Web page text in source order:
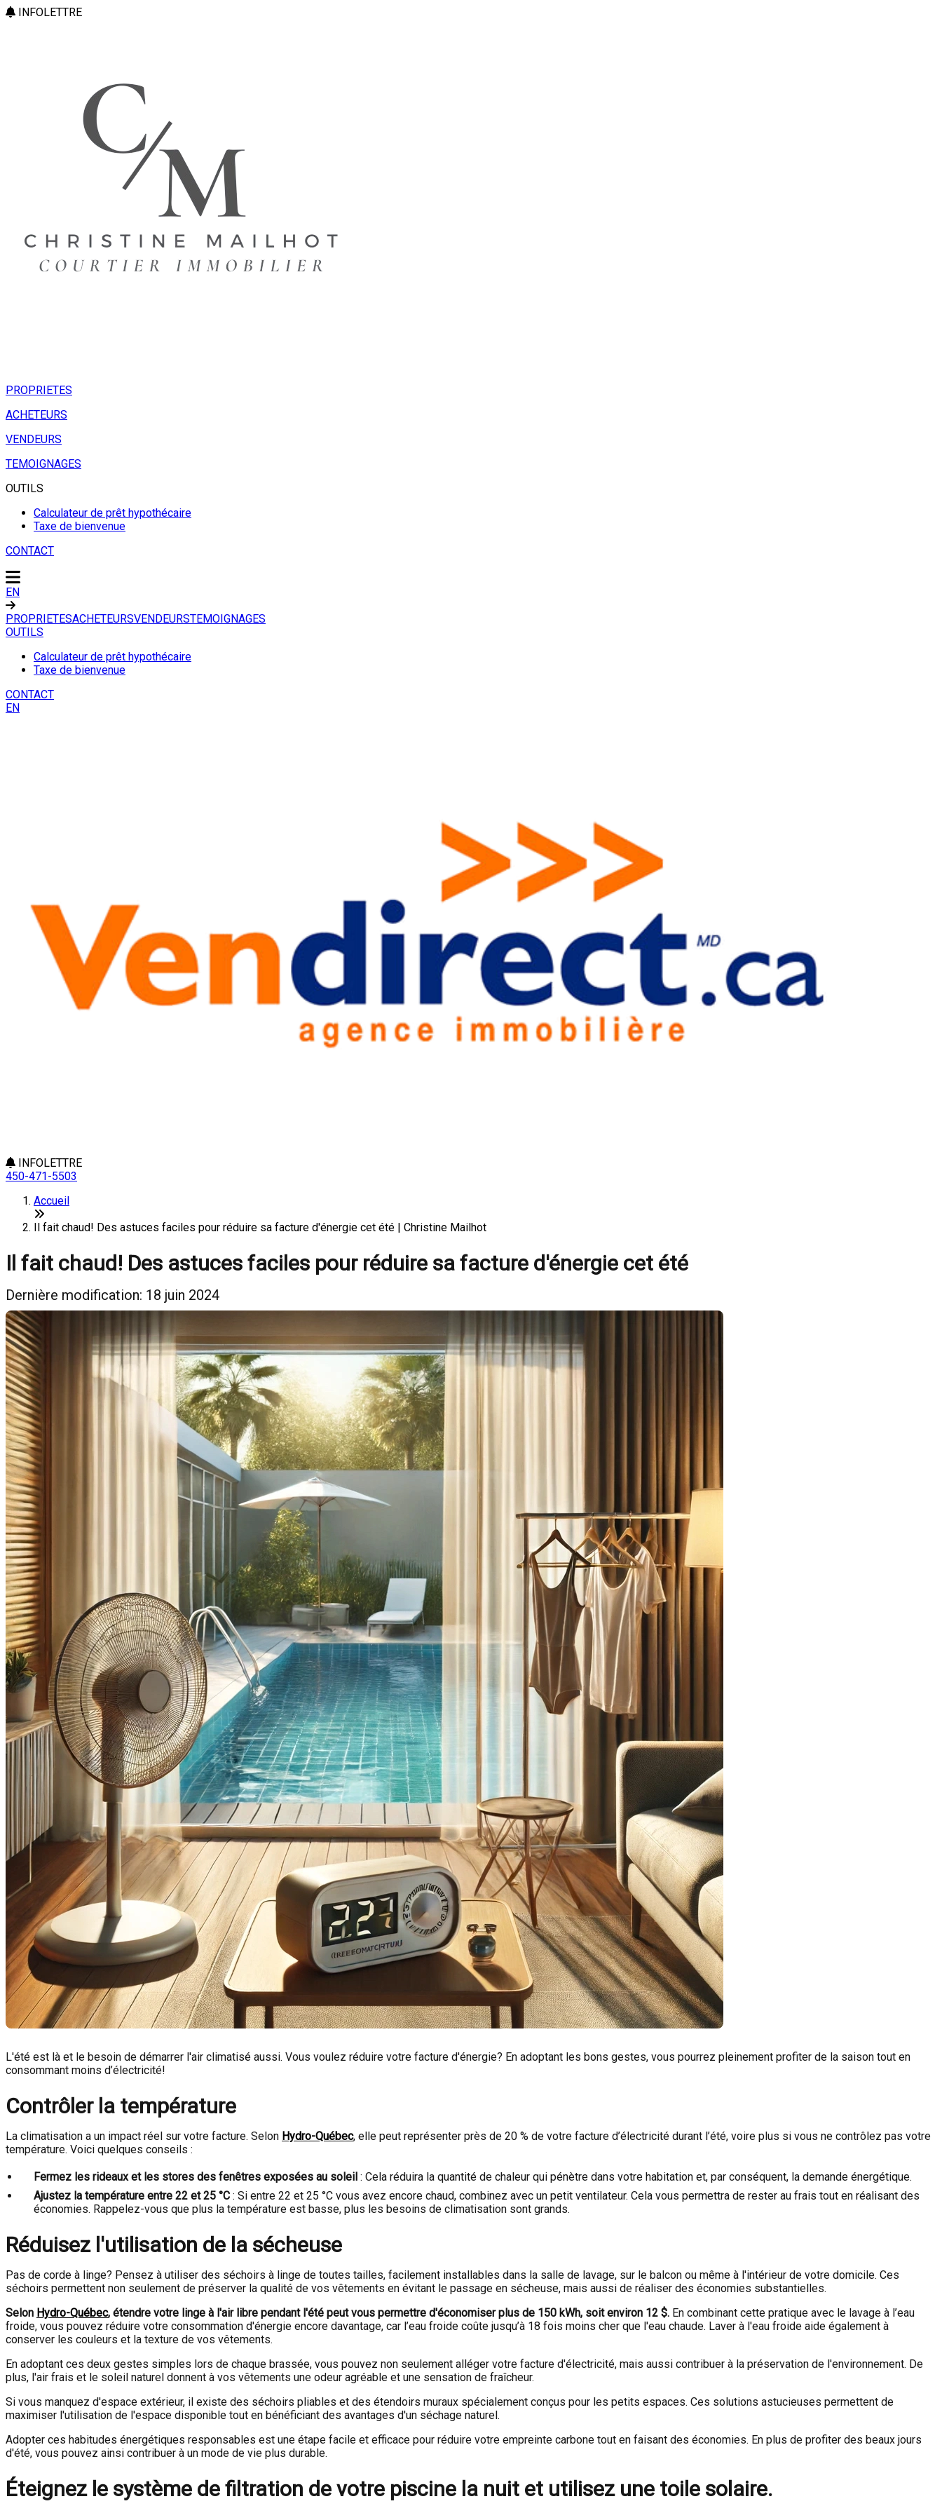
INFOLETTRE
PROPRIETES
ACHETEURS
VENDEURS
TEMOIGNAGES
OUTILS
Calculateur de prêt hypothécaire
Taxe de bienvenue
CONTACT
EN
PROPRIETESACHETEURSVENDEURSTEMOIGNAGES
OUTILS
Calculateur de prêt hypothécaire
Taxe de bienvenue
CONTACT
EN
INFOLETTRE
450-471-5503
Accueil
Il fait chaud! Des astuces faciles pour réduire sa facture d'énergie cet été | Christine Mailhot
Il fait chaud! Des astuces faciles pour réduire sa facture d'énergie cet été
Dernière modification: 18 juin 2024
L'été est là et le besoin de démarrer l'air climatisé aussi. Vous voulez réduire votre facture d'énergie? En adoptant les bons gestes, vous pourrez pleinement profiter de la saison tout en
consommant moins d’électricité!
Contrôler la température
La climatisation a un impact réel sur votre facture. Selon Hydro-Québec, elle peut représenter près de 20 % de votre facture d’électricité durant l’été, voire plus si vous ne contrôlez pas votre
température. Voici quelques conseils :
Fermez les rideaux et les stores des fenêtres exposées au soleil : Cela réduira la quantité de chaleur qui pénètre dans votre habitation et, par conséquent, la demande énergétique.
Ajustez la température entre 22 et 25 °C : Si entre 22 et 25 °C vous avez encore chaud, combinez avec un petit ventilateur. Cela vous permettra de rester au frais tout en réalisant des
économies. Rappelez-vous que plus la température est basse, plus les besoins de climatisation sont grands.
Réduisez l'utilisation de la sécheuse
Pas de corde à linge? Pensez à utiliser des séchoirs à linge de toutes tailles, facilement installables dans la salle de lavage, sur le balcon ou même à l'intérieur de votre domicile. Ces
séchoirs permettent non seulement de préserver la qualité de vos vêtements en évitant le passage en sécheuse, mais aussi de réaliser des économies substantielles.
Selon Hydro-Québec, étendre votre linge à l'air libre pendant l'été peut vous permettre d'économiser plus de 150 kWh, soit environ 12 $. En combinant cette pratique avec le lavage à l’eau
froide, vous pouvez réduire votre consommation d'énergie encore davantage, car l’eau froide coûte jusqu’à 18 fois moins cher que l'eau chaude. Laver à l'eau froide aide également à
conserver les couleurs et la texture de vos vêtements.
En adoptant ces deux gestes simples lors de chaque brassée, vous pouvez non seulement alléger votre facture d'électricité, mais aussi contribuer à la préservation de l'environnement. De
plus, l'air frais et le soleil naturel donnent à vos vêtements une odeur agréable et une sensation de fraîcheur.
Si vous manquez d'espace extérieur, il existe des séchoirs pliables et des étendoirs muraux spécialement conçus pour les petits espaces. Ces solutions astucieuses permettent de
maximiser l'utilisation de l'espace disponible tout en bénéficiant des avantages d'un séchage naturel.
Adopter ces habitudes énergétiques responsables est une étape facile et efficace pour réduire votre empreinte carbone tout en faisant des économies. En plus de profiter des beaux jours
d'été, vous pouvez ainsi contribuer à un mode de vie plus durable.
Éteignez le système de filtration de votre piscine la nuit et utilisez une toile solaire.